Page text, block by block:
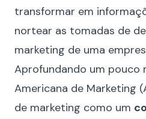
transformar em
nortear as tomadas de
marketing de uma
Aprofundando um pouco
Americana de Marketing
de marketing como um